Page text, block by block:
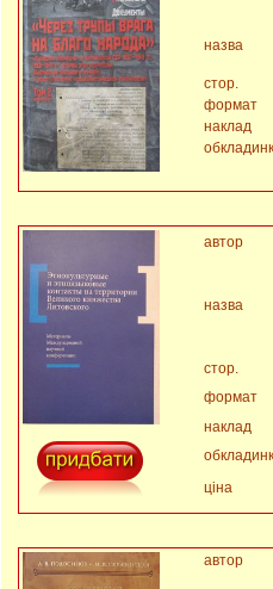
назва
стор.
формат
наклад
автор
назва
стор.
формат
наклад
ціна
автор